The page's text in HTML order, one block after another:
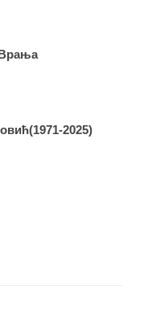
Врања
2025)